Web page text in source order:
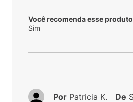
Você recomenda esse
Sim
Por Patricia K. De